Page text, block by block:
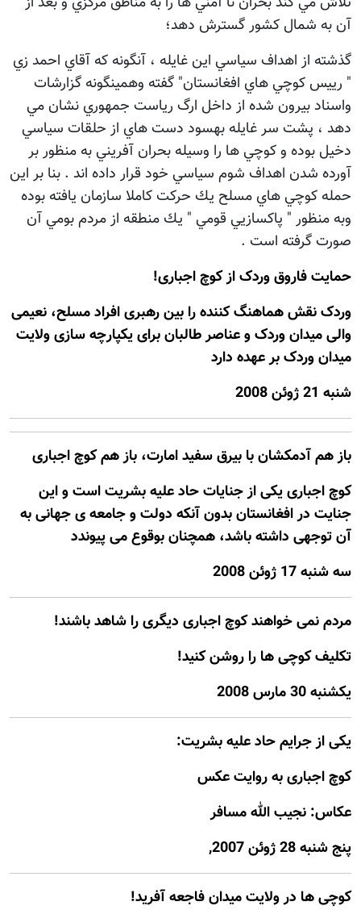
آن به شمال كشور گسترش دهد؛
گذشته از اهداف سياسي اين غايله ، آنگونه كه آقاي احمد زي
" رييس كوچي هاي افغانستان" گفته وهمينگونه گزارشات
واسناد بيرون شده از داخل ارگ رياست جمهوري نشان مي
دهد ، پشت سر غايله بهسود دست هاي از حلقات سياسي
دخيل بوده و كوچي ها را وسيله بحران آفريني به منظور بر
آورده شدن اهداف شوم سياسي خود قرار داده اند . بنا بر اين
حمله كوچي هاي مسلح يك حركت كاملا سازمان يافته بوده
وبه منظور " پاكسازيي قومي " يك منطقه از مردم بومي آن
صورت گرفته است .
حمايت فاروق وردک از کوچ اجباری!
وردک نقش هماهنگ کننده را بين رهبری افراد مسلح، نعيمی
والی ميدان وردک و عناصر طالبان برای يکپارچه سازی ولايت
ميدان وردک بر عهده دارد
شنبه 21 ژوئن 2008
باز هم آدمکشان با بيرق سفید امارت، باز هم کوچ اجباری
کوچ اجباری يکی از جنايات حاد عليه بشريت است و اين
جنايت در افغانستان بدون آنکه دولت و جامعه ی جهانی به
آن توجهی داشته باشد، همچنان بوقوع می پيوندد
سه شنبه 17 ژوئن 2008
مردم نمی خواهند کوچ اجباری ديگری را شاهد باشند!
تکليف کوچی ها را روشن کنيد!
يكشنبه 30 مارس 2008
يکی از جرايم حاد عليه بشريت:
کوچ اجباری به روايت عکس
عکاس: نجيب الله مسافر
پنج شنبه 28 ژوئن 2007,
کوچی ها در ولايت ميدان فاجعه آفريد!